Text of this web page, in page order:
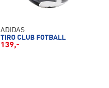
ADIDAS
TIRO CLUB FOTBALL
139,-